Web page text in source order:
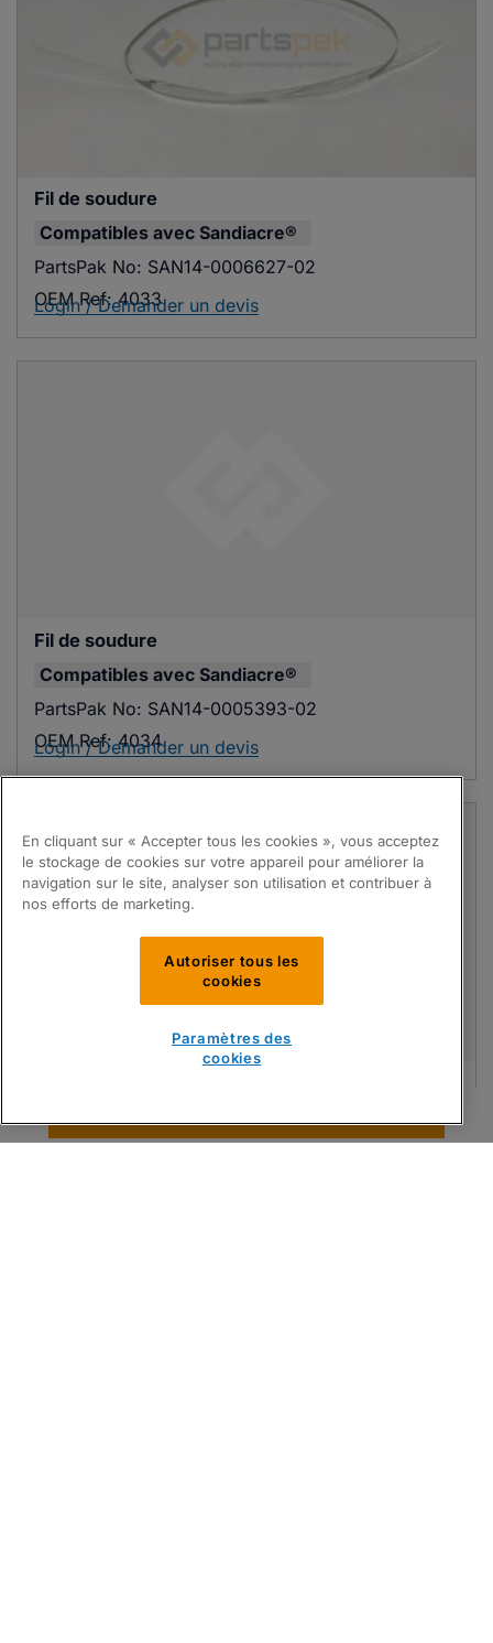
Fil de soudure
Compatibles avec Sandiacre®
PartsPak No: SAN14-0006627-02
OEM Ref: 4033
Login / Demander un devis
Fil de soudure
Compatibles avec Sandiacre®
PartsPak No: SAN14-0005393-02
OEM Ref: 4034
Login / Demander un devis
En cliquant sur « Accepter tous les cookies », vous acceptez
le stockage de cookies sur votre appareil pour améliorer la
navigation sur le site, analyser son utilisation et contribuer à
nos efforts de marketing.
Autoriser tous les
cookies
Paramètres des
cookies